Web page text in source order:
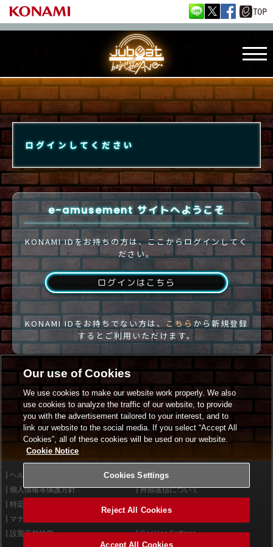
ログインしてください
e-amusement サイトへようこそ
KONAMI IDをお持ちの方は、ここからログインしてく
ださい。
ログインはこちら
KONAMI IDをお持ちでない方は、 こちらから新規登録
するとご利用いただけます。
ヘルプ
利用規約
個人情報等保護方針
外部送信について
特定商取引法に基づく表示
マナー＆ルール
設置店舗検索
Cookies Settings
Our use of Cookies
We use cookies to make our website work properly. We also
use cookies to analyze the traffic of our website, to provide
you with the advertisement tailored to your interest, and to
link our website to the social media. If you select “Accept All
Cookies”, all of these cookies will be used on our website.
Cookie Notice
Cookies Settings
Reject All Cookies
Accept All Cookies